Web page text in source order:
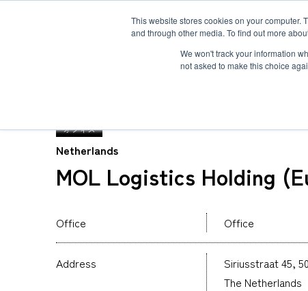
This website stores cookies on your
and through other media. To find out more
We won't track your information
not asked to make this choice
重量物・プロジェクト貨物輸送
国際航空輸送
インタクトサービス
爆発物検査
航空貨物搬入先一覧
海外引越
お客様事例
Safety＆Value
トップメッセージ
３分で分かるMOL Logistics
オフィス
Netherlands
MOL Logistics Holding
Office Office
Address
Siriusstraat 45,
The Netherlands